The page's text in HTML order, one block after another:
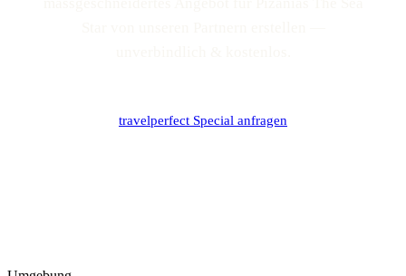
travelperfect Special anfragen